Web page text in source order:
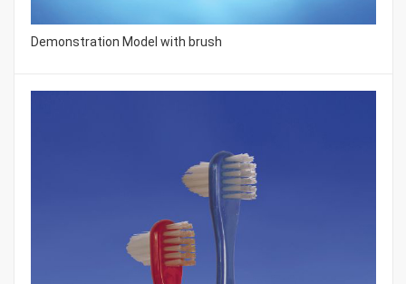
Demonstration Model with brush